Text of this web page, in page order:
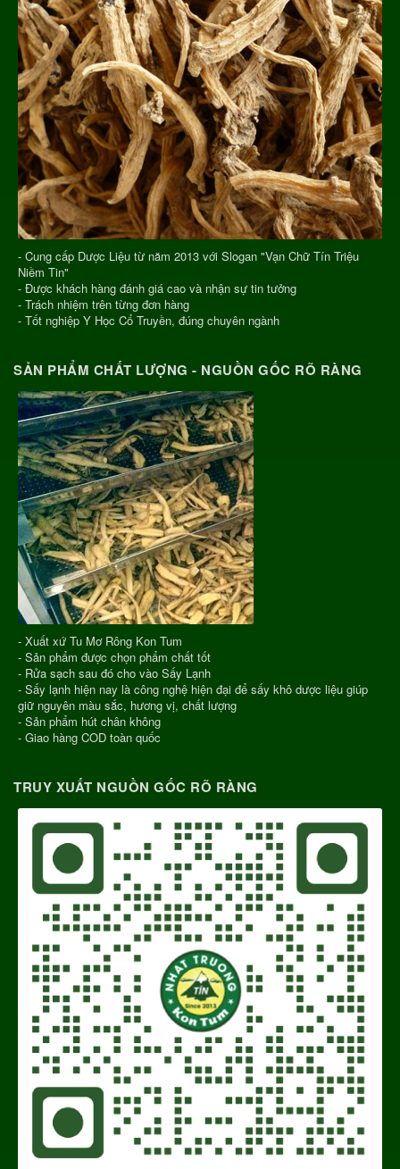
- Cung cấp Dược Liệu từ năm 2013 với Slogan "Vạn Chữ Tín Triệu
Niềm Tin"
- Được khách hàng đánh giá cao và nhận sự tin tưởng
- Trách nhiệm trên từng đơn hàng
- Tốt nghiệp Y Học Cổ Truyền, đúng chuyên ngành
SẢN PHẨM CHẤT LƯỢNG - NGUỒN GỐC RÕ RÀNG
- Xuất xứ Tu Mơ Rông Kon Tum
- Sản phẩm được chọn phẩm chất tốt
- Rửa sạch sau đó cho vào Sấy Lạnh
- Sấy lạnh hiện nay là công nghệ hiện đại để sấy khô dược liệu giúp
giữ nguyên màu sắc, hương vị, chất lượng
- Sản phẩm hút chân không
- Giao hàng COD toàn quốc
TRUY XUẤT NGUỒN GỐC RÕ RÀNG